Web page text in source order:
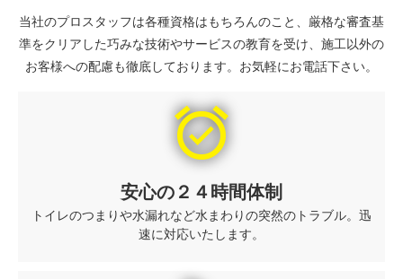
当社のプロスタッフは各種資格はもちろんのこと、厳格な審査基
準をクリアした巧みな技術やサービスの教育を受け、施工以外の
お客様への配慮も徹底しております。お気軽にお電話下さい。
alarm_on
安心の２４時間体制
トイレのつまりや水漏れなど水まわりの突然のトラブル。迅
速に対応いたします。